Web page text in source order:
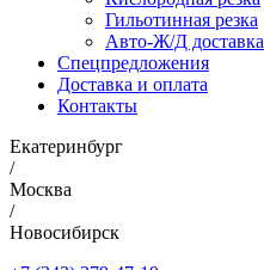
Гильотинная резка
Авто-Ж/Д доставка
Спецпредложения
Доставка и оплата
Контакты
Екатеринбург
/
Москва
/
Новосибирск